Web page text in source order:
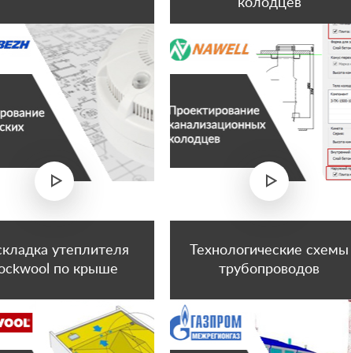
колодцев
утеплителя
по крыше
Технологические схемы
трубопроводов